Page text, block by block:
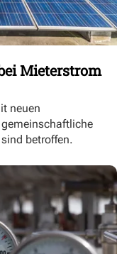
Mieterstrom
neuen
betroffen.